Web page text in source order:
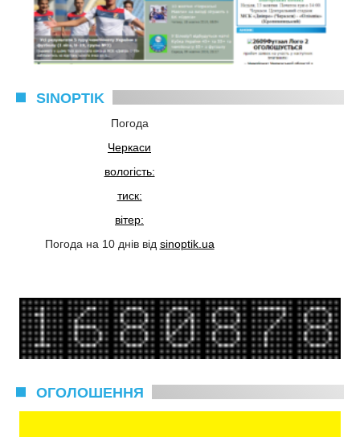
SINOPTIK
Погода
Черкаси
вологість:
тиск:
вітер:
Погода на 10 днів від sinoptik.ua
ОГОЛОШЕННЯ